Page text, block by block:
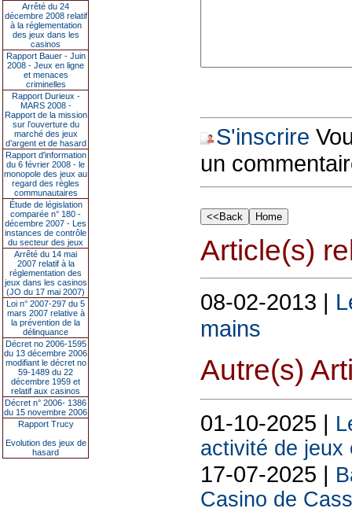
Arrêté du 24
décembre 2008 relatif
à la réglementation
des jeux dans les
casinos
Rapport Bauer - Juin
2008 - Jeux en ligne
et menaces
criminelles
Rapport Durieux -
MARS 2008 -
Rapport de la mission
sur l’ouverture du
marché des jeux
d’argent et de hasard
Rapport d'information
du 6 février 2008 - le
monopole des jeux au
regard des règles
communautaires
Étude de législation
comparée n° 180 -
décembre 2007 - Les
instances de contrôle
du secteur des jeux
Arrêté du 14 mai
2007 relatif à la
réglementation des
jeux dans les casinos
(JO du 17 mai 2007)
Loi n° 2007-297 du 5
mars 2007 relative à
la prévention de la
délinquance
Décret no 2006-1595
du 13 décembre 2006
modifiant le décret no
59-1489 du 22
décembre 1959 et
relatif aux casinos
Décret n° 2006- 1386
du 15 novembre 2006
Rapport Trucy
Evolution des jeux de
hasard
S'inscrire
un
Article(s)
08-02-2013 |
mains
Autre(s)
01-10-2025 |
activité de jeux
17-07-2025 |
Casino de